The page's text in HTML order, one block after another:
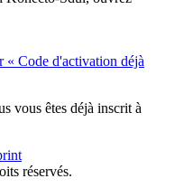
« Code d'activation déjà
vous êtes déjà inscrit à
réservés.